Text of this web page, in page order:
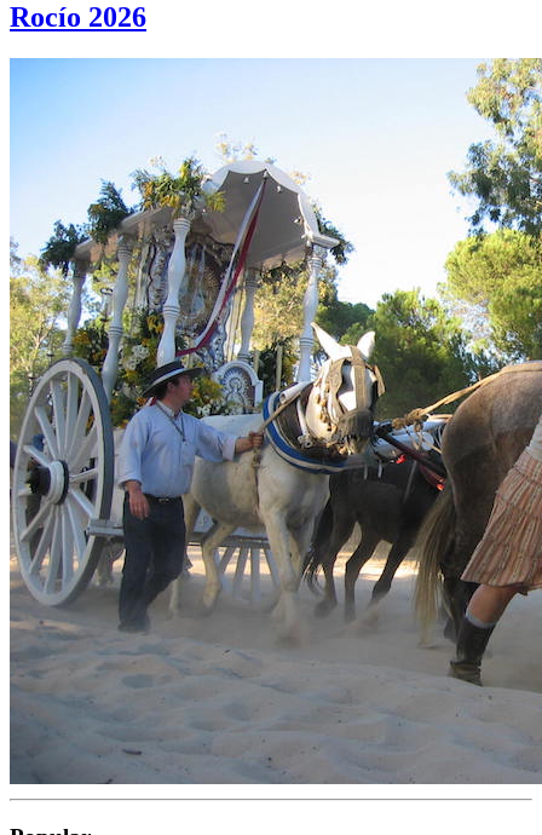
Rocío 2026